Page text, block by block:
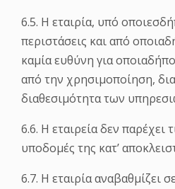
6.5. Η εταιρία, υπό
περιστάσεις και από
καμία ευθύνη για
από την χρησιμοποίηση,
διαθεσιμότητα των
6.6. Η εταιρεία δεν παρέχει
υποδομές της κατ’
6.7. Η εταιρία αναβαθμίζει